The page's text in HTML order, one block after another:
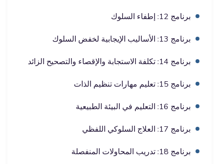
برنامج 12: إطفاء السلوك
برنامج 13: الأساليب الإيجابية لخفض السلوك
برنامج 14: تكلفة الاستجابة والإقصاء والتصحيح الزائد
برنامج 15: تعليم مهارات تنظيم الذات
برنامج 16: التعليم في البيئة الطبيعية
برنامج 17: العلاج السلوكي اللفظي
برنامج 18: تدريب المحاولات المنفصلة